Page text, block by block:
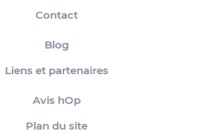
Contact
Blog
Liens et partenaires
Avis hOp
Plan du site